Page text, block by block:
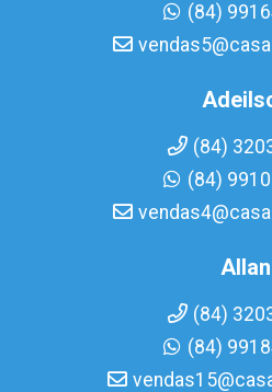
(84)
(84)
(84)
Allan
(84)
(84)